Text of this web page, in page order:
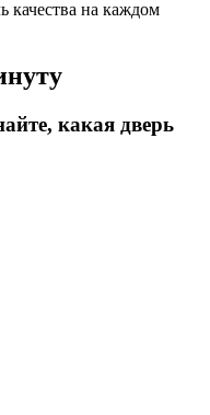
качества на каждом
какая дверь